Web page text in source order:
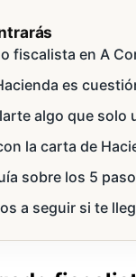
fiscalista en A
es
algo que
la carta de
sobre los 5
a seguir si te